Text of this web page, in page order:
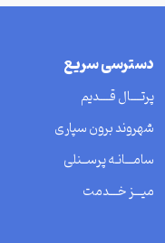
دسترسی سریع
پرتــــال قــــدیم
شهروند برون سپاری
سامـــانـه پرســنلی
میـــز خـــدمت